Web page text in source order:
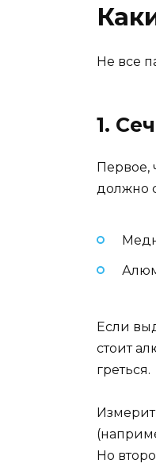
Не все
1.
Первое,
должно
Если
стоит
греться.
Но